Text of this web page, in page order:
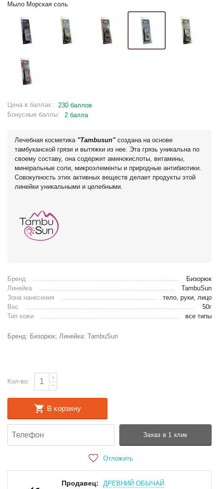
Мыло Морская соль
Цена в баллах:
230 баллов
Бонусные баллы:
2 балла
Лечебная косметика "Tambusun"создана на основе
тамбуканской грязи и вытяжки из нее. Эта грязь уникальна по
своему составу, она содержит аминокислоты, витамины,
минеральные соли, микроэлементы и природные антибиотики.
Совокупность этих активных веществ делает продукты этой
линейки уникальными и целебными.
Бренд
Бизорюк
Линейка
TambuSun
Зона нанесения
тело, руки, лицо
Вес
50г
Тип кожи
все типы
Бренд: Бизорюк; Линейка: TambuSun
Кол-во:
+
−
В корзину
Заказ в 1 клик
Отложить
Продавец: ДРЕВНИЙ ОБЫЧАЙ